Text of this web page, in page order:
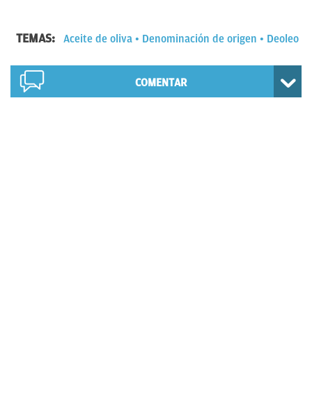
TEMAS: Aceite de oliva Denominación de origen Deoleo
COMENTAR